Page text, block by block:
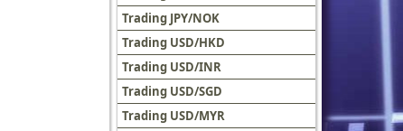
Trading JPY/NOK
Trading USD/HKD
Trading USD/INR
Trading USD/SGD
Trading USD/MYR